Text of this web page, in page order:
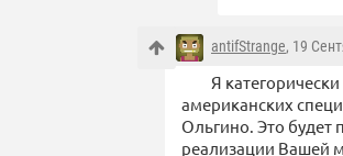
antifStrange, 19
Я
американских
Ольгино. Это будет
реализации Вашей